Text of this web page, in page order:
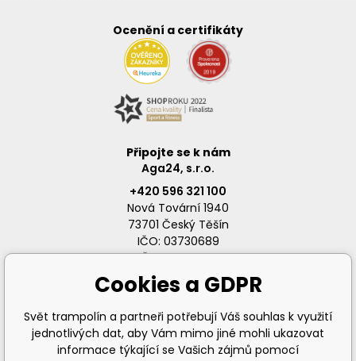
Ocenění a certifikáty
Připojte se k nám
Aga24, s.r.o.
+420 596 321 100
Nová Tovární 1940
73701 Český Těšín
IČO: 03730689
DIČ: CZ03730689
info@svet-trampolin.cz
Cookies a GDPR
Svět trampolín a partneři potřebují Váš souhlas k využití
jednotlivých dat, aby Vám mimo jiné mohli ukazovat
informace týkající se Vašich zájmů pomocí